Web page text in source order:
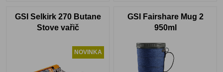
GSI Selkirk 270 Butane
Stove vařič
NOVINKA
GSI Fairshare Mug 2
950ml